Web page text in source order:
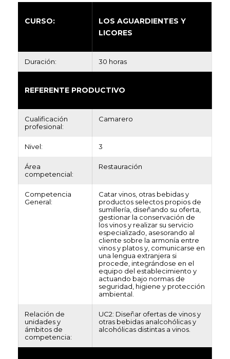
CURSO:
LOS AGUARDIENTES Y
LICORES
Duración: 30 horas
REFERENTE PRODUCTIVO
Cualificación
profesional:
Camarero
Nivel: 3
Área
competencial:
Restauración
Competencia
General:
Catar vinos, otras bebidas y
productos selectos propios de
sumillería, diseñando su oferta,
gestionar la conservación de
los vinos y realizar su servicio
especializado, asesorando al
cliente sobre la armonía entre
vinos y platos y, comunicarse en
una lengua extranjera si
procede, integrándose en el
equipo del establecimiento y
actuando bajo normas de
seguridad, higiene y protección
ambiental.
Relación de
unidades y
ámbitos de
competencia:
UC2: Diseñar ofertas de vinos y
otras bebidas analcohólicas y
alcohólicas distintas a vinos.